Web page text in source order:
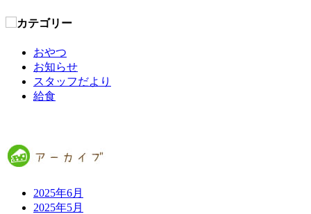
おやつ
お知らせ
スタッフだより
給食
2025年6月
2025年5月